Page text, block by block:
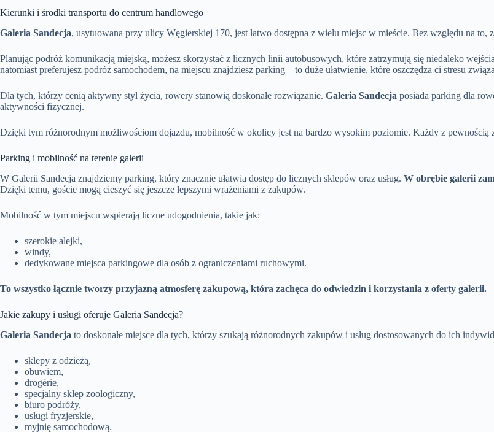
Kierunki i środki transportu do centrum handlowego
Galeria Sandecja, usytuowana przy ulicy Węgierskiej 170, jest łatwo dostępna z wielu miejsc w mieście. Bez względu na to,
Planując podróż komunikacją miejską, możesz skorzystać z licznych linii autobusowych, które zatrzymują się niedaleko
natomiast preferujesz podróż samochodem, na miejscu znajdziesz parking – to duże ułatwienie, które oszczędza ci stresu
Dla tych, którzy cenią aktywny styl życia, rowery stanowią doskonałe rozwiązanie. Galeria Sandecja posiada parking dla
aktywności fizycznej.
Dzięki tym różnorodnym możliwościom dojazdu, mobilność w okolicy jest na bardzo wysokim poziomie. Każdy z pewnością
Parking i mobilność na terenie galerii
W Galerii Sandecja znajdziemy parking, który znacznie ułatwia dostęp do licznych sklepów oraz usług. W obrębie galerii
Dzięki temu, goście mogą cieszyć się jeszcze lepszymi wrażeniami z zakupów.
Mobilność w tym miejscu wspierają liczne udogodnienia, takie jak:
szerokie alejki,
windy,
dedykowane miejsca parkingowe dla osób z ograniczeniami ruchowymi.
To wszystko łącznie tworzy przyjazną atmosferę zakupową, która zachęca do odwiedzin i korzystania z oferty galerii.
Jakie zakupy i usługi oferuje Galeria Sandecja?
Galeria Sandecja to doskonałe miejsce dla tych, którzy szukają różnorodnych zakupów i usług dostosowanych do ich
sklepy z odzieżą,
obuwiem,
drogérie,
specjalny sklep zoologiczny,
biuro podróży,
usługi fryzjerskie,
myjnię samochodową.